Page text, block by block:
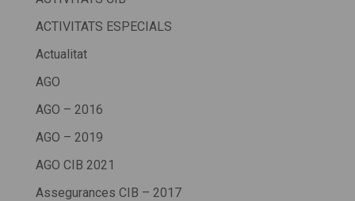
ACTIVITATS ESPECIALS
Actualitat
AGO
AGO – 2016
AGO – 2019
AGO CIB 2021
Assegurances CIB – 2017